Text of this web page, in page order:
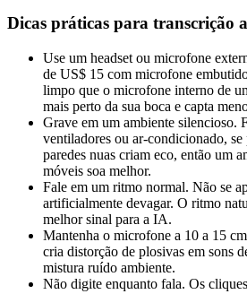
Dicas práticas para transcrição
Use um headset ou microfone
de US$ 15 com microfone
limpo que o microfone interno de
mais perto da sua boca e capta
Grave em um ambiente silencioso.
ventiladores ou ar-condicionado, se
paredes nuas criam eco, então um
móveis soa melhor.
Fale em um ritmo normal. Não se
artificialmente devagar. O ritmo
melhor sinal para a IA.
Mantenha o microfone a 10 a 15
cria distorção de plosivas em sons
mistura ruído ambiente.
Não digite enquanto fala. Os